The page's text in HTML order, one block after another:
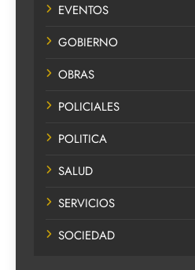
EVENTOS
GOBIERNO
OBRAS
POLICIALES
POLITICA
SALUD
SERVICIOS
SOCIEDAD